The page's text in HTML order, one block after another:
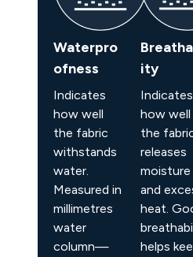
Waterpro
ofness
Indicates
how well
the fabric
withstands
water.
Measured in
millimetres
water
column—
ity
Indicates
how well
the
releases
moisture
and
heat.
helps